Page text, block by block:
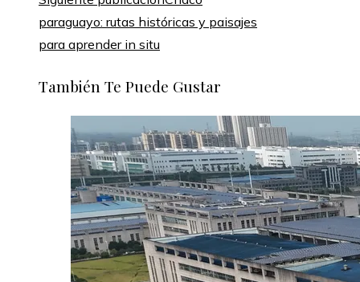
paraguayo: rutas históricas y paisajes
para aprender in situ
También Te Puede Gustar